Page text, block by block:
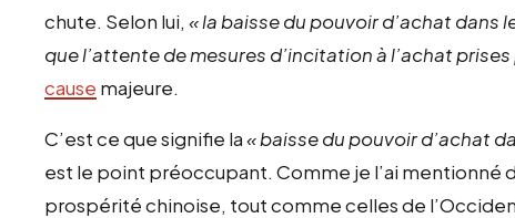
chute. Selon lui,« la baisse du pouvoir d’achat dans
que l’attente de mesures d’incitation à l’achat
cause majeure.
C’est ce que signifie la« baisse du pouvoir d’achat
est le point préoccupant. Comme je l’ai mentionné
prospérité chinoise, tout comme celles de